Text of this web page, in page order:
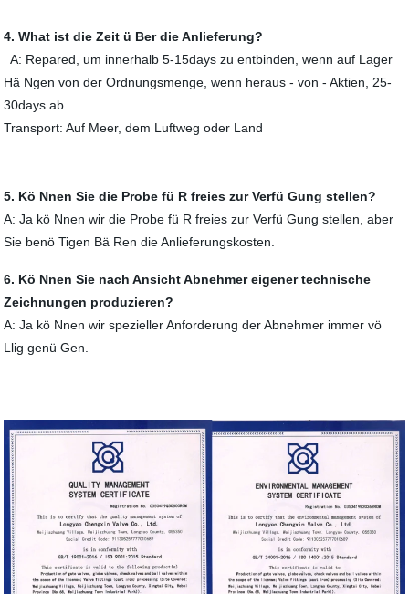
4. What ist die Zeit ü Ber die Anlieferung?
A: Repared, um innerhalb 5-15days zu entbinden, wenn auf Lager
Hä Ngen von der Ordnungsmenge, wenn heraus - von - Aktien, 25-
30days ab
Transport: Auf Meer, dem Luftweg oder Land
5. Kö Nnen Sie die Probe fü R freies zur Verfü Gung stellen?
A: Ja kö Nnen wir die Probe fü R freies zur Verfü Gung stellen, aber
Sie benö Tigen Bä Ren die Anlieferungskosten.
6. Kö Nnen Sie nach Ansicht Abnehmer eigener technische
Zeichnungen produzieren?
A: Ja kö Nnen wir spezieller Anforderung der Abnehmer immer vö
Llig genü Gen.